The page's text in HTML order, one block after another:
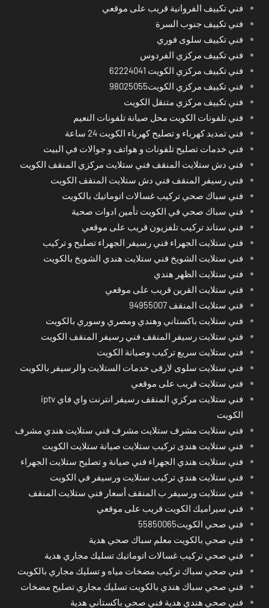
فني تكييف الفروانية قريب على موقعي
فني تكييف جنوب السرة
فني تكييف سلوى فوري
فني تكييف مركزي الفردوس
فني تكييف مركزي الكويت 62224041
فني تكييف مركزي الكويت98025055
فني تكييف مركزي متنقل الكويت
فني تلفونات الكويت محل صيانة تلفونات النعيم
فني تمديد كهرباء و تصليح كهرباء الكويت 24 ساعة
فني خدمات تصليح تلفونات و هواتف و جوالات في البيت
فني دش ستلايت المنقف فني ستلايت مركزي المنقف الكويت
فني رسيفر المنقف فني دش ستلايت المنقف الكويت
فني سباك صحي تركيب غسالات اتوماتيك بالكويت
فني سباك صحي في الكويت تأمين ادوات صحية
فني ستاند تركيب تلفزيون قريب على موقعي
فني ستلايت الجهراء فني رسيفر الجهراء تصليح و تركيب
فني ستلايت الشويخ فني ستلايت هندي الشويخ بالكويت
فني ستلايت الظهر هندي
فني ستلايت القرين قريب على موقعي
فني ستلايت المنقف 94955007
فني ستلايت باكستاني وهندي ومصري وسوري بالكويت
فني ستلايت رسيفر المنقف فني رسيفر المنقف الكويت
فني ستلايت سريع تركيب وصيانة الكويت
فني ستلايت سلوى لارقى خدمات الستلايت والرسيفر بالكويت
فني ستلايت قريب على موقعي
فني ستلايت مركزي المنقف رسيفر انترنت واي فاي iptv
الكويت
فني ستلايت مشرف ستلايت مشرف فني ستلايت هندي مشرف
فني ستلايت هندى تركيب ستلايت صيانة ستلايت الكويت
فني ستلايت هندي الجهراء فني صيانة و تصليح ستلايت الجهراء
فني ستلايت هندي تركيب ستلايت ورسيفر في الكويت
فني ستلايت ورسيفر ب المنقف أسعار فني ستلايت المنقف
فني سيراميك الكويت قريب على موقعي
فني صحي الكويت55850065
فني صحي بالكويت معلم سباك صحي هدية
فني صحي تركيب غسالات اتوماتيك تسليك مجاري هدية
فني صحي سباك تركيب مضخات مياه و تسليك مجاري بالكويت
فني صحي سباك هندي بالكويت تسليك مجاري تصليح مضخات
فني صحي هندي هدية فني صحي باكستاني هدية